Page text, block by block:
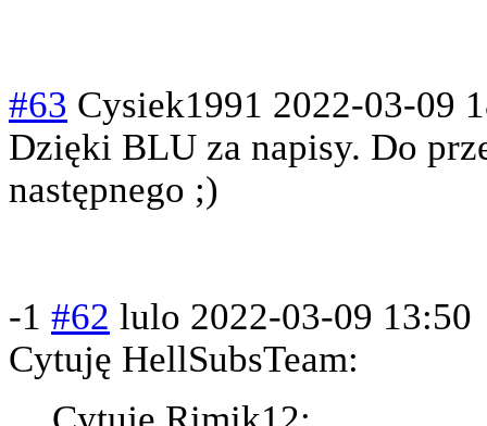
#63 Cysiek1991 2022-03-09
Dzięki BLU za napisy. Do
następnego ;)
-1 #62 lulo 2022-03-09 13:50
Cytuję HellSubsTeam: